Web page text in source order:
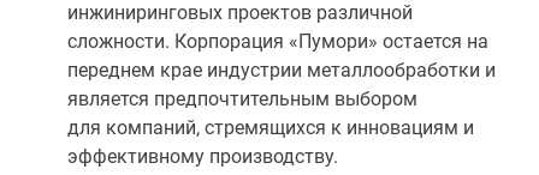
инжиниринговых проектов различной
сложности. Корпорация «Пумори» остается на
переднем крае индустрии металлообработки и
является предпочтительным выбором
для компаний, стремящихся к инновациям и
эффективному производству.